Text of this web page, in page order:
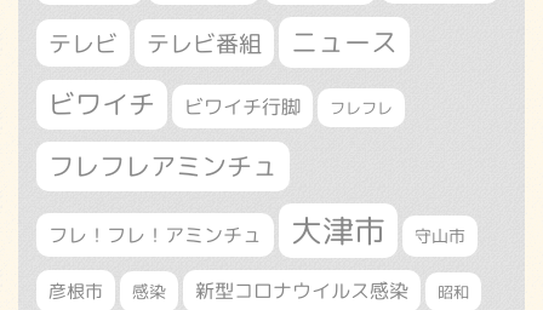
テレビ テレビ番組 ニュース
ビワイチ ビワイチ行脚 フレフレ
フレフレアミンチュ
フレ！フレ！アミンチュ 大津市 守山市
彦根市 感染 新型コロナウイルス感染 昭和